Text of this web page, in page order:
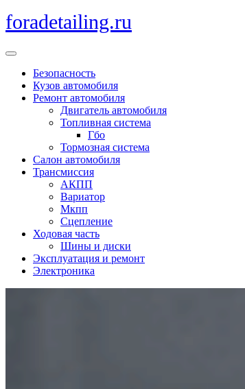
Перейти
к
foradetailing.ru
Кнопка
ОткрытьБезопасность
Кузов автомобиля
Ремонт автомобиля
Двигатель автомобиля
Топливная система
Гбо
Тормозная система
Салон автомобиля
Трансмиссия
АКПП
Вариатор
Мкпп
Сцепление
Ходовая часть
Шины и диски
Эксплуатация и ремонт
Электроника